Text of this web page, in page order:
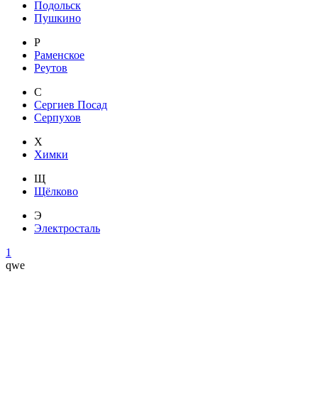
Подольск
Пушкино
Р
Раменское
Реутов
С
Сергиев Посад
Серпухов
Х
Химки
Щ
Щёлково
Э
Электросталь
1
qwe